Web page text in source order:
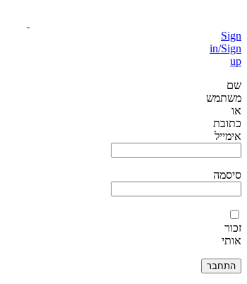
Sign
in/Sign
up
שם
משתמש
או
כתובת
אימייל
סיסמה
זכור
אותי